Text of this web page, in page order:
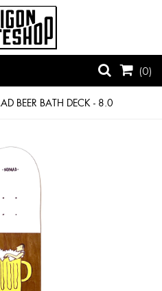
(0)
BEER BATH DECK - 8.0